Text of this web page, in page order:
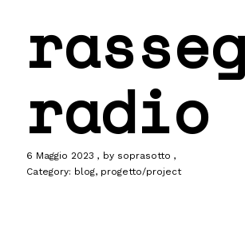
radio
6 Maggio 2023 by soprasotto
Category: blog, progetto/project